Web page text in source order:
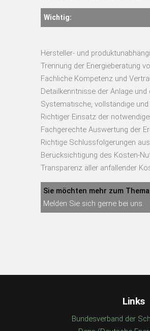
Wichtig:
Hersteller- und
Trennung der Energieberatung
Fachliche Kompetenz und
Detailkenntnisse der Anlage und
Systematische, vollständige
Richtiger Einsatz der
Fachgerechte Auswertung der
Richtige Schlussfolgerungen
Berücksichtigung des Kosten-
Transparenz aller anfallender
Sie möchten mehr zum
Melden Sie sich gerne bei uns.
Links
Bundesverband der